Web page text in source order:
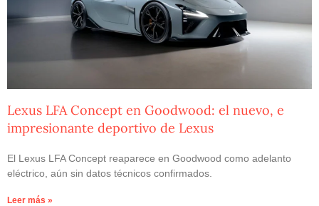
Lexus LFA Concept en Goodwood: el nuevo, e
impresionante deportivo de Lexus
El Lexus LFA Concept reaparece en Goodwood como adelanto
eléctrico, aún sin datos técnicos confirmados.
Leer más »